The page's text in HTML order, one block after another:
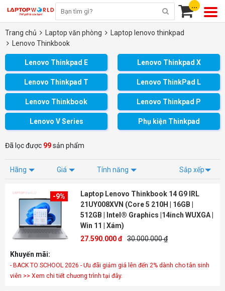
...
Trang chủ Laptop văn phòng
Laptop lenovo thinkpad
Lenovo Thinkbook
Lenovo Thinkpad E Lenovo Thinkpad X
Lenovo Thinkpad T Lenovo ThinkPad L
Lenovo Thinkbook Lenovo Thinkpad P
Lenovo V Series Phụ kiện Thinkpad
Đã lọc được 99sản phẩm
Hãng Giá Tính năng Sắp xếp
-9%
Laptop Lenovo Thinkbook 14 G9 IRL
21UY008XVN (Core 5 210H | 16GB |
512GB | Intel® Graphics |14inch WUXGA |
Win 11 | Xám)
27.590.000 đ 30.000.000 ₫
Khuyến mãi:
- BACK TO SCHOOL 2026 - Ưu đãi giảm giá lên đến 2% dành cho tân sinh
viên >> Xem chi tiết chương trình tại đây.